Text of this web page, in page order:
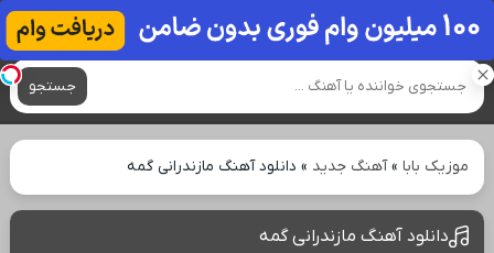
آهنگ های جدید
جستجو
موزیک بابا»آهنگ جدید » دانلود آهنگ مازندرانی گمه
دانلود آهنگ مازندرانی گمه